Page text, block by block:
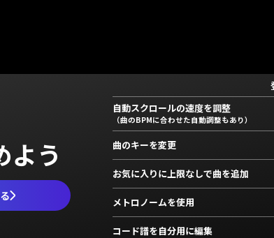
よう
自動スクロールの速度を調整
（曲のBPMに合わせた自動調整もあり）
曲のキーを変更
お気に入りに上限なしで曲を追加
メトロノームを使用
コード譜を自分用に編集